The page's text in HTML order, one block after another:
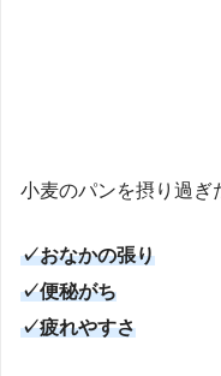
小麦のパンを摂り過ぎ
✓おなかの張り
✓便秘がち
✓疲れやすさ